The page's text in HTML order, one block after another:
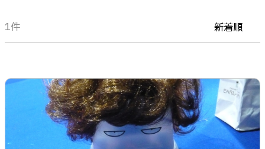
1件 新着順